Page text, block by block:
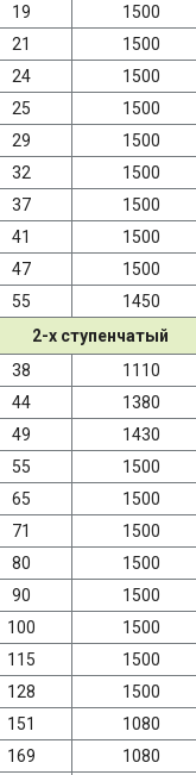
19 1500
21 1500
24 1500
25 1500
29 1500
32 1500
37 1500
41 1500
47 1500
55 1450
2-х ступенчатый
38 1110
44 1380
49 1430
55 1500
65 1500
71 1500
80 1500
90 1500
100 1500
115 1500
128 1500
151 1080
169 1080